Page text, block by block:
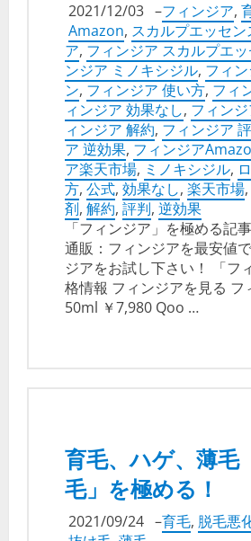
2021/12/03 –フィンジア,
Amazon, スカルプエッセン
ア, フィンジア スカルプエ
ンジア ミノキシジル, フィ
ン, フィンジア 使い方, フィ
ィンジア 効果なし, フィン
ィンジア 解約, フィンジア
ア 逆効果, フィンジア
ア楽天市場, ミノキシジル,
方, 公式, 効果なし, 楽天市場,
剤, 解約, 評判, 逆効果
「フィンジア」を極める記
通販：フィンジアを最安値
ジアをお試し下さい！ 「フ
格情報 フィンジアを見る フ
50ml ￥7,980 Qoo …
育毛、ハゲ、薄毛
毛」を極める！
2021/09/24 –育毛, 脱毛悪